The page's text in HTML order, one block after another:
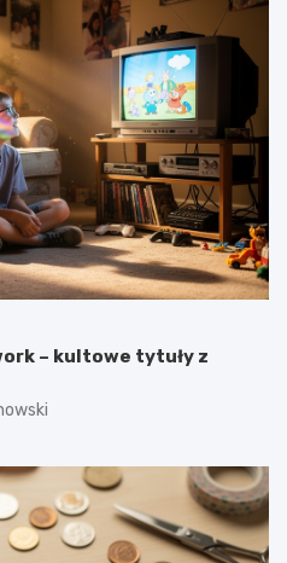
– kultowe tytuły z